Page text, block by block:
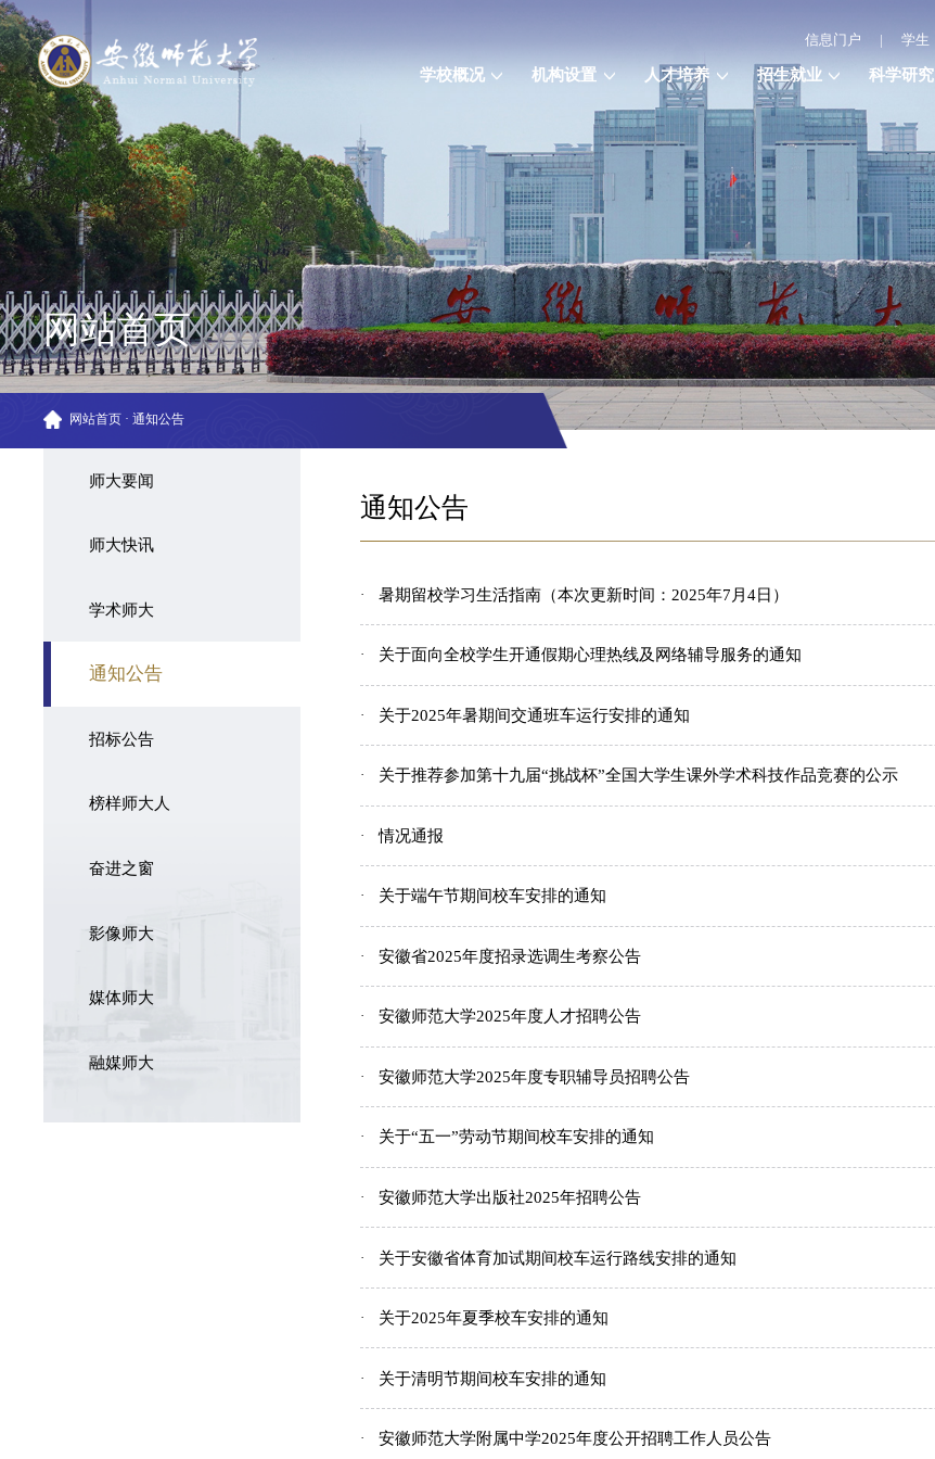
信息门户 | 学生
学校概况 机构设置 人才培养 招生就业 科学研究
网站首页
网站首页 · 通知公告
师大要闻
师大快讯
学术师大
通知公告
招标公告
榜样师大人
奋进之窗
影像师大
媒体师大
融媒师大
通知公告
暑期留校学习生活指南​（本次更新时间：2025年7月4日）
关于面向全校学生开通假期心理热线及网络辅导服务的通知
关于2025年暑期间交通班车运行安排的通知
关于推荐参加第十九届“挑战杯”全国大学生课外学术科技作品竞赛的公示
情况通报
关于端午节期间校车安排的通知
安徽省2025年度招录选调生考察公告
安徽师范大学2025年度人才招聘公告
安徽师范大学2025年度专职辅导员招聘公告
关于“五一”劳动节期间校车安排的通知
安徽师范大学出版社2025年招聘公告
关于安徽省体育加试期间校车运行路线安排的通知
关于2025年夏季校车安排的通知
关于清明节期间校车安排的通知
安徽师范大学附属中学2025年度公开招聘工作人员公告